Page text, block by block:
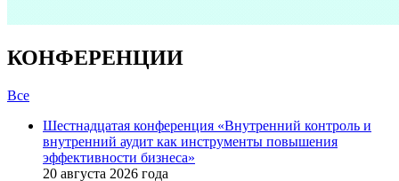
КОНФЕРЕНЦИИ
Все
Шестнадцатая конференция «Внутренний контроль и
внутренний аудит как инструменты повышения
эффективности бизнеса»
20 августа 2026 года